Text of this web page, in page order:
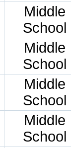
Middle
School
Middle
School
Middle
School
Middle
School